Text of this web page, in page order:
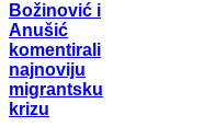
Božinović i
Anušić
komentirali
najnoviju
migrantsku
krizu